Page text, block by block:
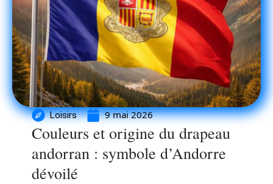
Loisirs 9 mai 2026
Couleurs et origine du drapeau
andorran : symbole d’Andorre
dévoilé